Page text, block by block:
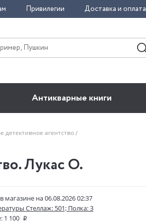
Привилегии Доставка и оплата
Антикварные книги
детективное агентство
Лукас О.
в магазине на 06.08.2026 02:37
Стеллаж: 501; Полка: 3
1 100